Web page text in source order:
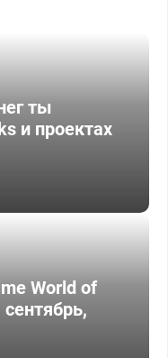
ты
и проектах
World of